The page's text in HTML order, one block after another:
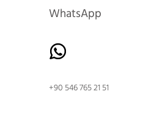
WhatsApp
+90 546 765 21 51